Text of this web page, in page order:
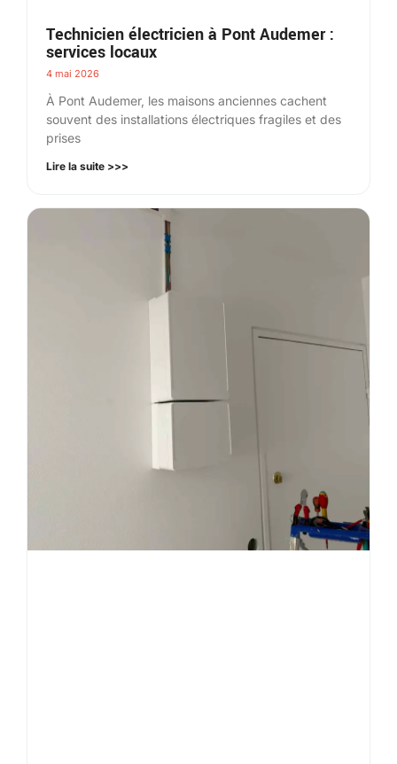
Technicien électricien à Pont Audemer :
services locaux
4 mai 2026
À Pont Audemer, les maisons anciennes cachent
souvent des installations électriques fragiles et des
prises
Lire la suite >>>